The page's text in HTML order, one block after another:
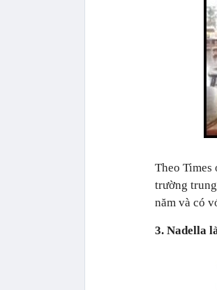
Theo
trường
năm và có
3. Nadella